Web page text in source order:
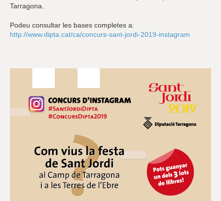
Tarragona.
Podeu consultar les bases completes a:
http://www.dipta.cat/ca/concurs-sant-jordi-2019-instagram